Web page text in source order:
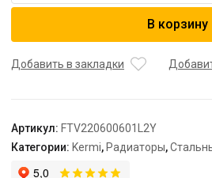
Радиатор,
100*600*600,
RAL
9016
(белый),
В корзину
Добавить в закладки
Артикул: FTV220600601L2Y
Категории: Kermi, Радиаторы,